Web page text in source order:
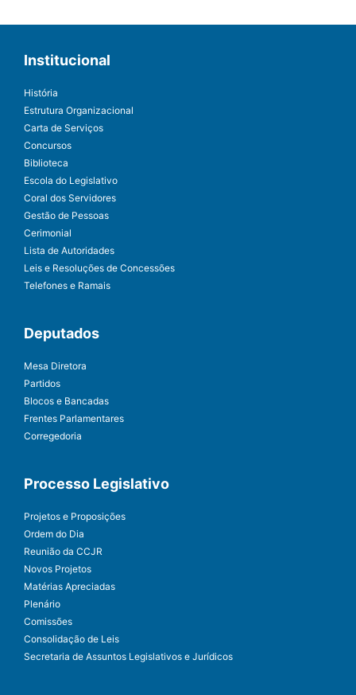
Institucional
História
Estrutura Organizacional
Carta de Serviços
Concursos
Biblioteca
Escola do Legislativo
Coral dos Servidores
Gestão de Pessoas
Cerimonial
Lista de Autoridades
Leis e Resoluções de Concessões
Telefones e Ramais
Deputados
Mesa Diretora
Partidos
Blocos e Bancadas
Frentes Parlamentares
Corregedoria
Processo Legislativo
Projetos e Proposições
Ordem do Dia
Reunião da CCJR
Novos Projetos
Matérias Apreciadas
Plenário
Comissões
Consolidação de Leis
Secretaria de Assuntos Legislativos e Jurídicos